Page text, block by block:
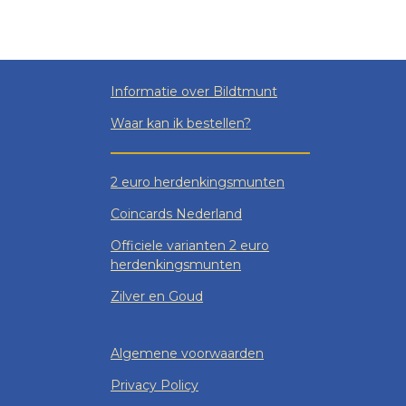
Informatie over Bildtmunt
Waar kan ik bestellen?
2 euro herdenkingsmunten
Coincards Nederland
Officiele varianten 2 euro
herdenkingsmunten
Zilver en Goud
Algemene voorwaarden
Privacy Policy